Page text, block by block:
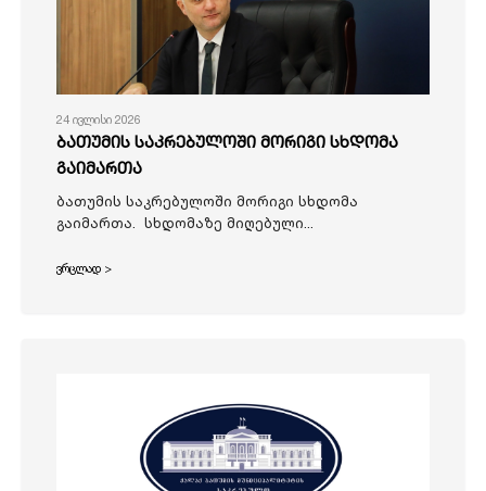
24 ივლისი 2026
ბათუმის საკრებულოში მორიგი სხდომა
გაიმართა
ბათუმის საკრებულოში მორიგი სხდომა
გაიმართა. სხდომაზე მიღებული...
ვრცლად >